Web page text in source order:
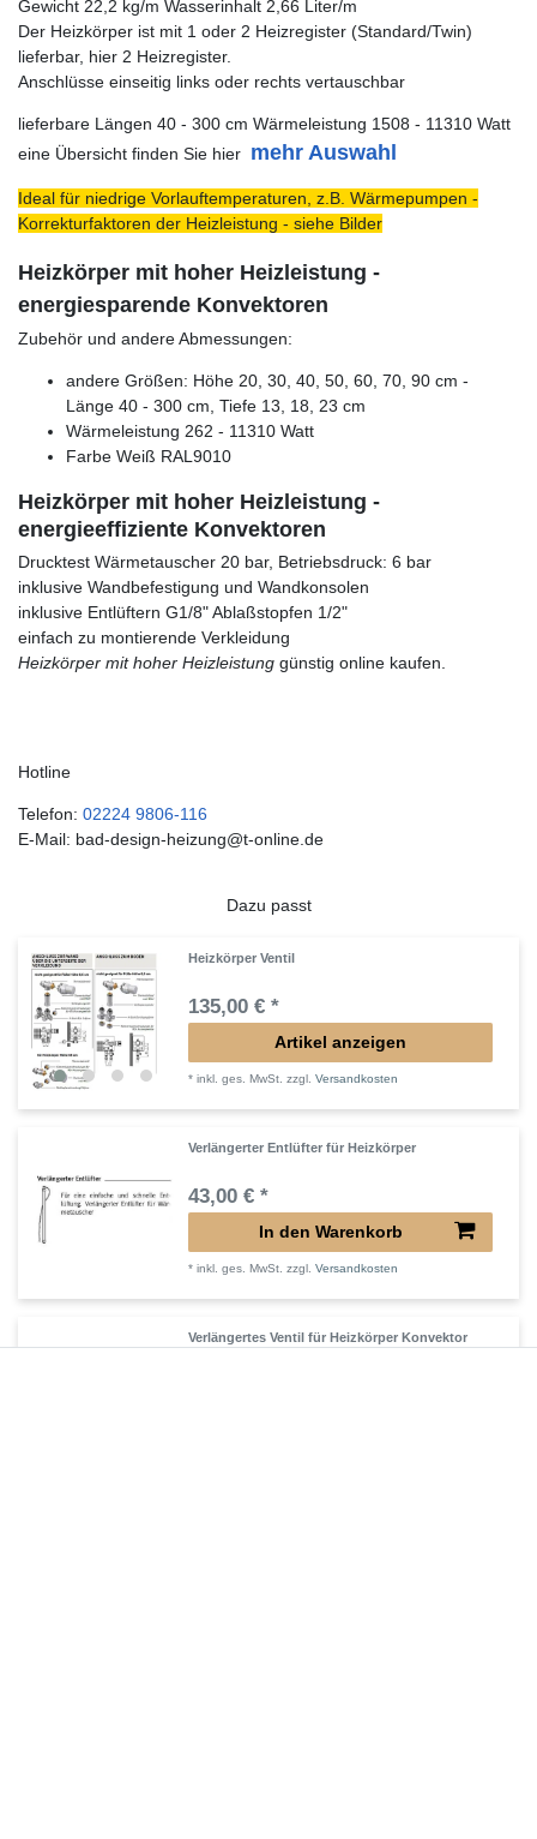
Gewicht 22,2 kg/m Wasserinhalt 2,66 Liter/m
Der Heizkörper ist mit 1 oder 2 Heizregister (Standard/Twin)
lieferbar, hier 2 Heizregister.
Anschlüsse einseitig links oder rechts vertauschbar
lieferbare Längen 40 - 300 cm Wärmeleistung 1508 - 11310 Watt
eine Übersicht finden Sie hier mehr Auswahl
Ideal für niedrige Vorlauftemperaturen, z.B. Wärmepumpen -
Korrekturfaktoren der Heizleistung - siehe Bilder
Heizkörper mit hoher Heizleistung -
energiesparende Konvektoren
Zubehör und andere Abmessungen:
andere Größen: Höhe 20, 30, 40, 50, 60, 70, 90 cm -
Länge 40 - 300 cm, Tiefe 13, 18, 23 cm
Wärmeleistung 262 - 11310 Watt
Farbe Weiß RAL9010
Heizkörper mit hoher Heizleistung -
energieeffiziente Konvektoren
Drucktest Wärmetauscher 20 bar, Betriebsdruck: 6 bar
inklusive Wandbefestigung und Wandkonsolen
inklusive Entlüftern G1/8" Ablaßstopfen 1/2"
einfach zu montierende Verkleidung
Heizkörper mit hoher Heizleistung günstig online kaufen.
Hotline
Telefon: 02224 9806-116
E-Mail: bad-design-heizung@t-online.de
Dazu passt
Heizkörper Ventil
135,00 € *
Artikel anzeigen
*inkl. ges. MwSt. zzgl.Versandkosten
Verlängerter Entlüfter für Heizkörper
43,00 € *
In den Warenkorb
*inkl. ges. MwSt. zzgl.Versandkosten
Verlängertes Ventil für Heizkörper Konvektor